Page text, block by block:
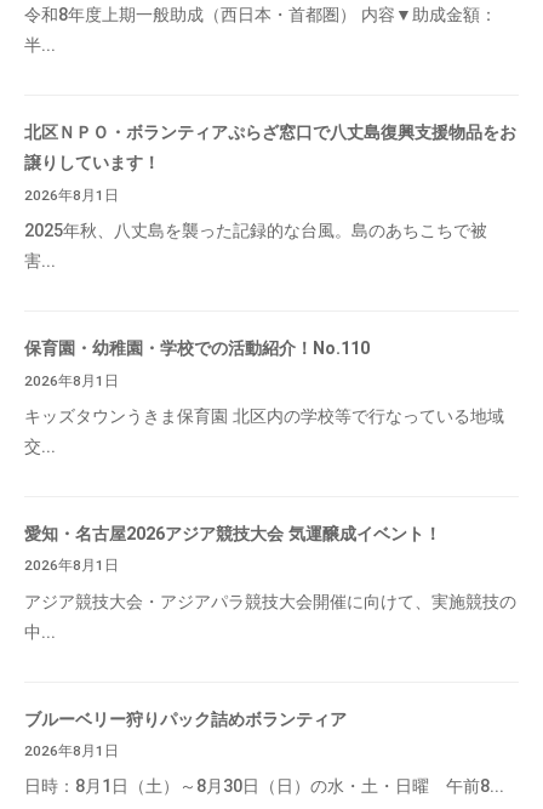
令和8年度上期一般助成（西日本・首都圏） 内容▼助成金額：
半...
北区ＮＰＯ・ボランティアぷらざ窓口で八丈島復興支援物品をお
譲りしています！
2026年8月1日
2025年秋、八丈島を襲った記録的な台風。島のあちこちで被
害...
保育園・幼稚園・学校での活動紹介！No.110
2026年8月1日
キッズタウンうきま保育園 北区内の学校等で行なっている地域
交...
愛知・名古屋2026アジア競技大会 気運醸成イベント！
2026年8月1日
アジア競技大会・アジアパラ競技大会開催に向けて、実施競技の
中...
ブルーベリー狩りパック詰めボランティア
2026年8月1日
日時：8月1日（土）～8月30日（日）の水・土・日曜 午前8...